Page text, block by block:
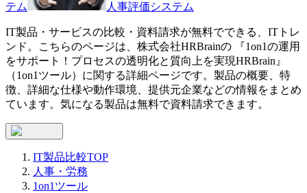
テム 人事評価システム
IT製品・サービスの比較・資料請求が無料でできる、ITトレ
ンド。こちらのページは、 株式会社HRBrainの 『1on1の運用
をサポート！プロセスの透明化と質向上を実現HRBrain 』
（1on1ツール）に関する詳細ページです。製品の概要、特
徴、詳細な仕様や動作環境、提供元企業などの情報をまとめ
ています。気になる製品は無料で資料請求できます。
IT製品比較TOP
人事・労務
1on1ツール